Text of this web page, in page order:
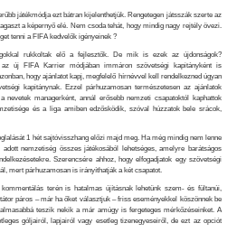
játékmódja ezt bátran kijelenthetjük. Rengetegen játsszák szerte az
a képernyő elé. Nem csoda tehát, hogy mindig nagy rejtély övezi.
tenni a FIFA kedvelők igényeinek ?
rukkoltak elő a fejlesztők. De mik is ezek az újdonságok?
új FIFA Karrier módjában immáron szövetségi kapitányként is
hogy ajánlatot kapj, megfelelő hírnévvel kell rendelkezned úgyan
kapitánynak. Ezzel párhuzamosan természetesen az ajánlatok
managerként, annál erősebb nemzeti csapatoktól kaphattok
és a liga amiben edzősködik, szóval húzzatok bele srácok,
1 hét sajtóvisszhang előzi majd meg. Ha még mindig nem lenne
nemzetiség összes játékosából lehetséges, amelyre barátságos
Szerencsére ahhoz, hogy elfogadjatok egy szövetségi
mert párhuzamosan is irányíthatják a két csapatot.
terén is hatalmas újításnak lehetünk szem- és fültanúi,
páros – már ha őket választjuk – friss eseményekkel köszönnek be
teszik nekik a már amúgy is fergeteges mérkőzéseinket. A
góljairól, lapjairól vagy esetleg tizenegyeseiről, de ezt az opciót